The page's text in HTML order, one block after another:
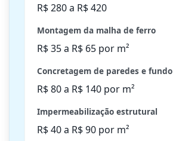
R$ 280 a R$ 420
Montagem da malha de ferro
R$ 35 a R$ 65 por m²
Concretagem de paredes e fundo
R$ 80 a R$ 140 por m²
Impermeabilização estrutural
R$ 40 a R$ 90 por m²